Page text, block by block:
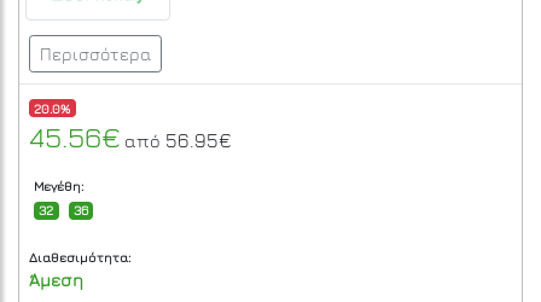
Περισσότερα
20.0%
45.56€ από 56.95€
Μεγέθη:
32
36
Διαθεσιμότητα:
Άμεση